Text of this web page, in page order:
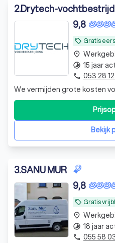
2.Drytech-
local_offer Gratis
9,8
We vermijden grote kosten
Bekijk
place
timelapse 15 jaar
phone 053 28
3.SANU MUR
local_offer Gratis
9,8
place
timelapse 18 jaar
phone 055 58